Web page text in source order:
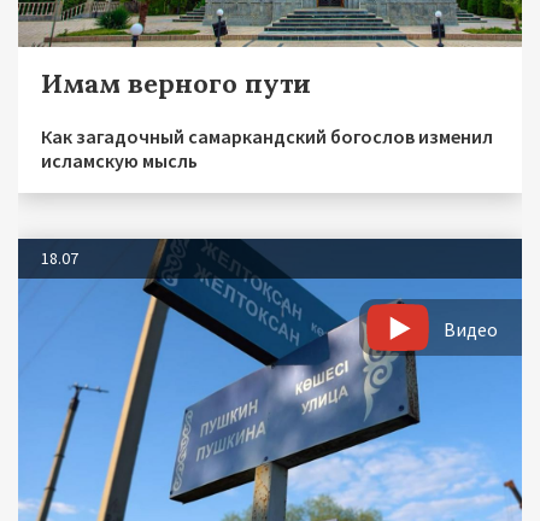
Имам верного пути
Как загадочный самаркандский богослов изменил
исламскую мысль
18.07
Видео